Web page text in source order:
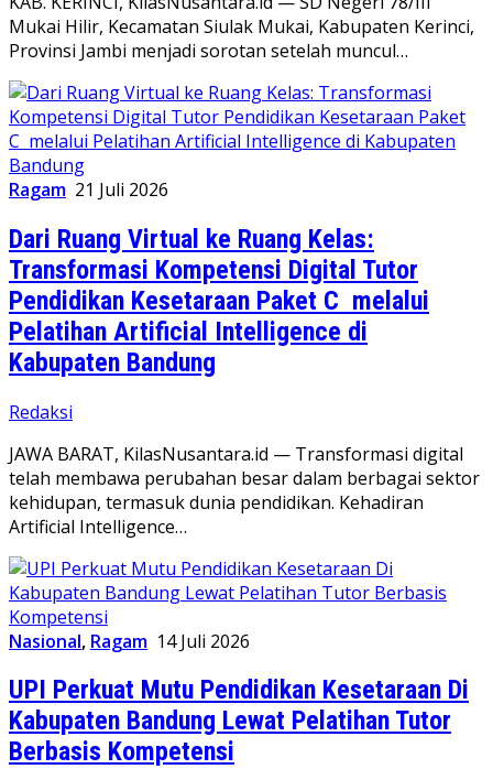
Mukai Hilir, Kecamatan Siulak Mukai, Kabupaten Kerinci,
Provinsi Jambi menjadi sorotan setelah muncul…
Ragam 21 Juli 2026
Dari Ruang Virtual ke Ruang Kelas:
Transformasi Kompetensi Digital Tutor
Pendidikan Kesetaraan Paket C melalui
Pelatihan Artificial Intelligence di
Kabupaten Bandung
Redaksi
JAWA BARAT, KilasNusantara.id — Transformasi digital
telah membawa perubahan besar dalam berbagai sektor
kehidupan, termasuk dunia pendidikan. Kehadiran
Artificial Intelligence…
Nasional, Ragam 14 Juli 2026
UPI Perkuat Mutu Pendidikan Kesetaraan Di
Kabupaten Bandung Lewat Pelatihan Tutor
Berbasis Kompetensi